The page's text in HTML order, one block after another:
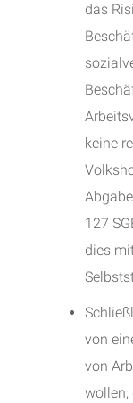
das
keine
127
dies
von
von
wollen,